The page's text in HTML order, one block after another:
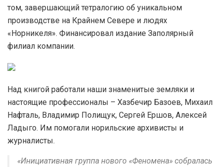
том, завершающий тетралогию об уникальном
производстве на Крайнем Севере и людях
«Норникеля». Финансировал издание Заполярный
филиал компании.
Над книгой работали наши знаменитые земляки и
настоящие профессионалы – Хазбечир Базоев, Михаил
Нафталь, Владимир Полищук, Сергей Ершов, Алексей
Ладыго. Им помогали норильские архивисты и
журналисты.
«Инициативная группа нового «Феномена» собралась